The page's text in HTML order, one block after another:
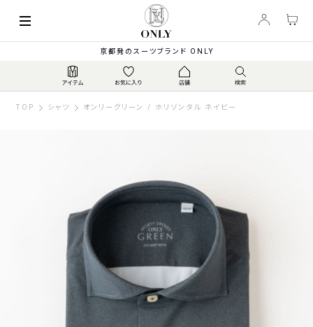
京都発のスーツブランド ONLY
TOP シャツ オンリーグリーン / ホリゾンタル ネイビー